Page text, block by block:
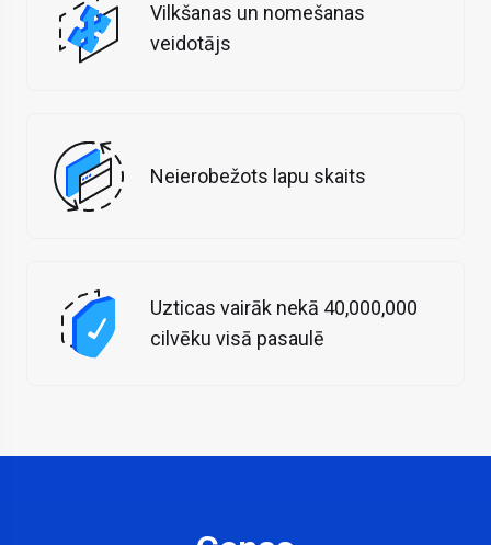
Vilkšanas un nomešanas
veidotājs
Neierobežots lapu skaits
Uzticas vairāk nekā 40,000,000
cilvēku visā pasaulē